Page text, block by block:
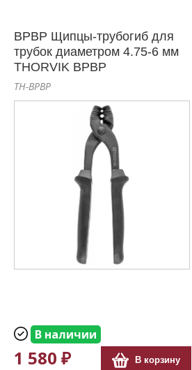
BPBP Щипцы-трубогиб для
трубок диаметром 4.75-6 мм
THORVIK BPBP
TH-BPBP
В наличии
1 580 ₽ В корзину